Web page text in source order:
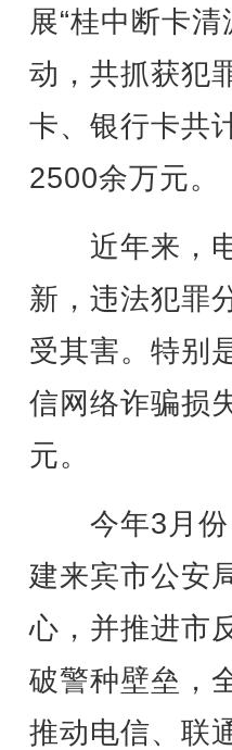
展“桂中断卡
动，共抓获犯
卡、银行卡共
2500余万元。
近年来，电
新，违法犯罪
受其害。特别
信网络诈骗损
元。
今年3月份
建来宾市公安
心，并推进市
破警种壁垒，
推动电信、联